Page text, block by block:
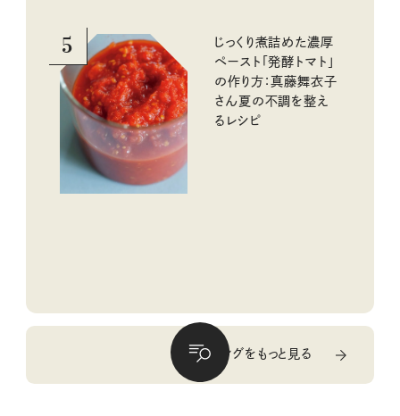
5
じっくり煮詰めた濃厚
ペースト「発酵トマト」
の作り方：真藤舞衣子
さん夏の不調を整え
るレシピ
ランキングをもっと見る